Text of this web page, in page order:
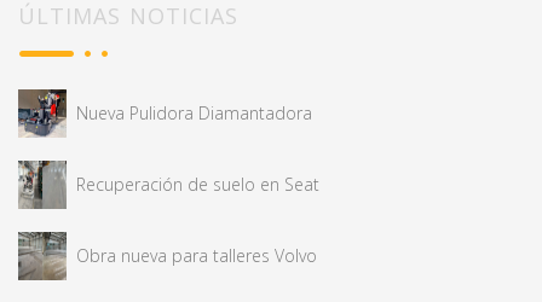
ÚLTIMAS NOTICIAS
Nueva Pulidora Diamantadora
Recuperación de suelo en Seat
Obra nueva para talleres Volvo